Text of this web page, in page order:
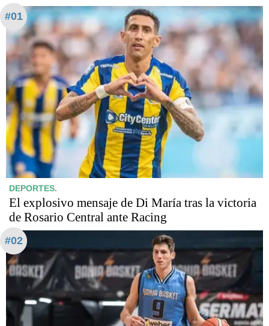
#01
DEPORTES.
El explosivo mensaje de Di María tras la victoria
de Rosario Central ante Racing
#02